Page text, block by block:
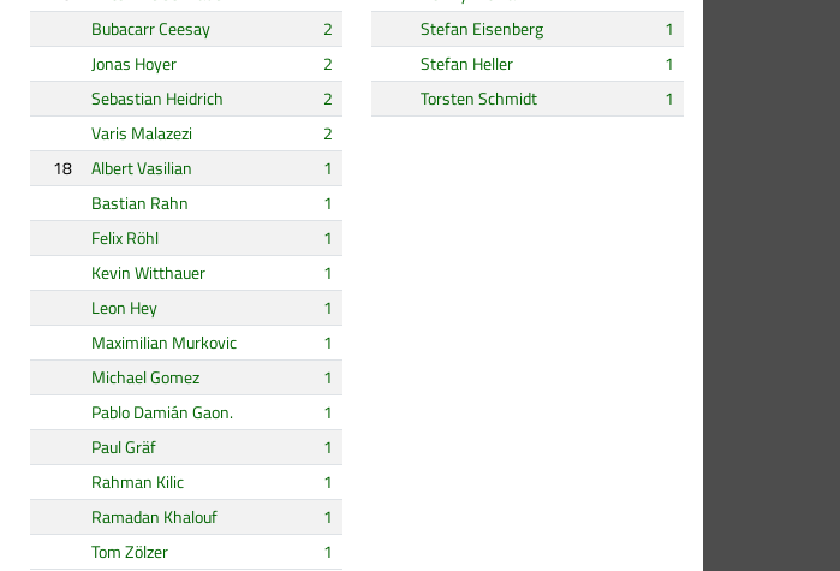
Bubacarr Ceesay
2
Jonas Hoyer
2
Sebastian Heidrich
2
Varis Malazezi
2
18
Albert Vasilian
1
Bastian Rahn
1
Felix Röhl
1
Kevin Witthauer
1
Leon Hey
1
Maximilian Murkovic
1
Michael Gomez
1
Pablo Damián Gaon.
1
Paul Gräf
1
Rahman Kilic
1
Ramadan Khalouf
1
Tom Zölzer
1
Stefan Eisenberg
1
Stefan Heller
1
Torsten Schmidt
1